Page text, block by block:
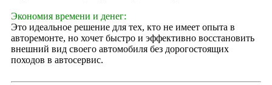
Экономия времени и денег:
Это идеальное решение для тех, кто не имеет опыта в
авторемонте, но хочет быстро и эффективно восстановить
внешний вид своего автомобиля без дорогостоящих
походов в автосервис.